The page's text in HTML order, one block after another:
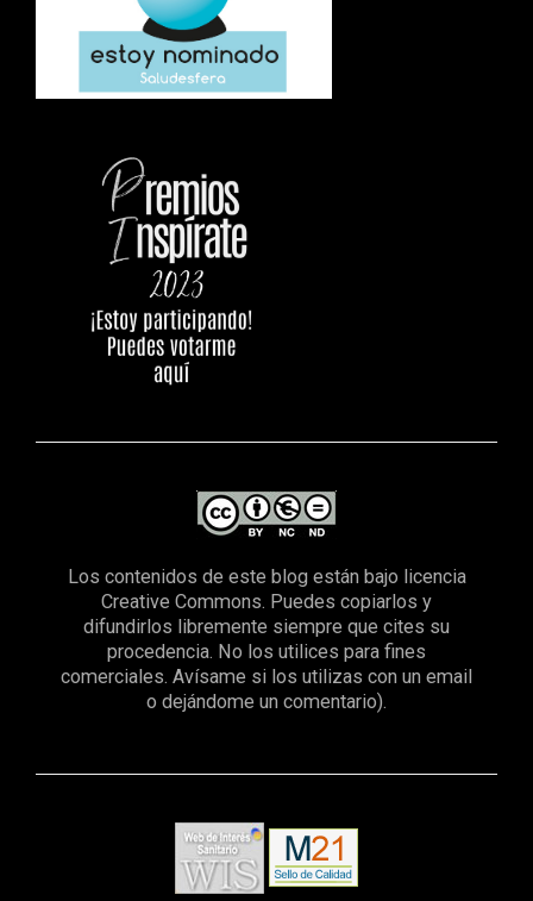
Los contenidos de este blog están bajo licencia
Creative Commons. Puedes copiarlos y
difundirlos libremente siempre que cites su
procedencia. No los utilices para fines
comerciales. Avísame si los utilizas con un email
o dejándome un comentario).